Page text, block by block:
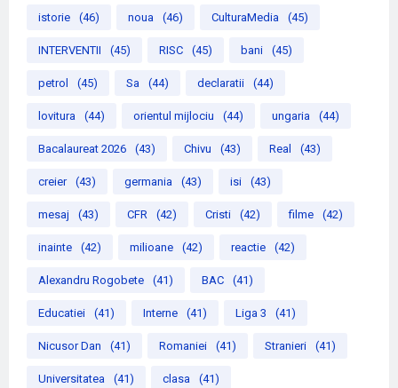
istorie (46) noua (46) CulturaMedia (45)
INTERVENTII (45) RISC (45) bani (45)
petrol (45) Sa (44) declaratii (44)
lovitura (44) orientul mijlociu (44) ungaria (44)
Bacalaureat 2026 (43) Chivu (43) Real (43)
creier (43) germania (43) isi (43)
mesaj (43) CFR (42) Cristi (42) filme (42)
inainte (42) milioane (42) reactie (42)
Alexandru Rogobete (41) BAC (41)
Educatiei (41) Interne (41) Liga 3 (41)
Nicusor Dan (41) Romaniei (41) Stranieri (41)
Universitatea (41) clasa (41)